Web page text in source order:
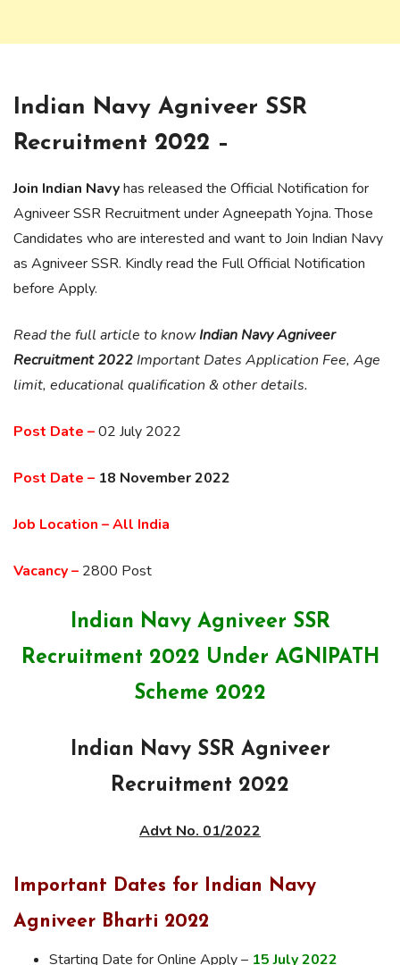
Indian Navy Agniveer SSR
Recruitment 2022 –
Join Indian Navyhas released the Official Notification for
Agniveer SSR Recruitment under Agneepath Yojna. Those
Candidates who are interested and want to Join Indian Navy
as Agniveer SSR. Kindly read the Full Official Notification
before Apply.
Read the full article to knowIndian Navy Agniveer
Recruitment 2022 Important Dates Application Fee, Age
limit, educational qualification & other details.
Post Date –02 July 2022
Post Date – 18 November 2022
Job Location – All India
Vacancy – 2800 Post
Indian Navy Agniveer SSR
Recruitment 2022 Under AGNIPATH
Scheme 2022
Indian Navy SSR Agniveer
Recruitment 2022
Advt No. 01/2022
Important Dates for Indian Navy
Agniveer Bharti 2022
Starting Date for Online Apply – 15 July 2022